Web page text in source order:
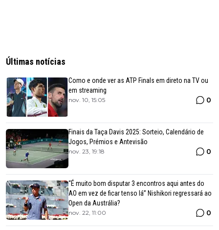
Últimas notícias
Como e onde ver as ATP Finals em direto na TV ou
em streaming
nov. 10, 15:05 0
Finais da Taça Davis 2025: Sorteio, Calendário de
Jogos, Prémios e Antevisão
nov. 23, 19:18 0
“É muito bom disputar 3 encontros aqui antes do
AO em vez de ficar tenso lá” Nishikori regressará ao
Open da Austrália?
nov. 22, 11:00 0